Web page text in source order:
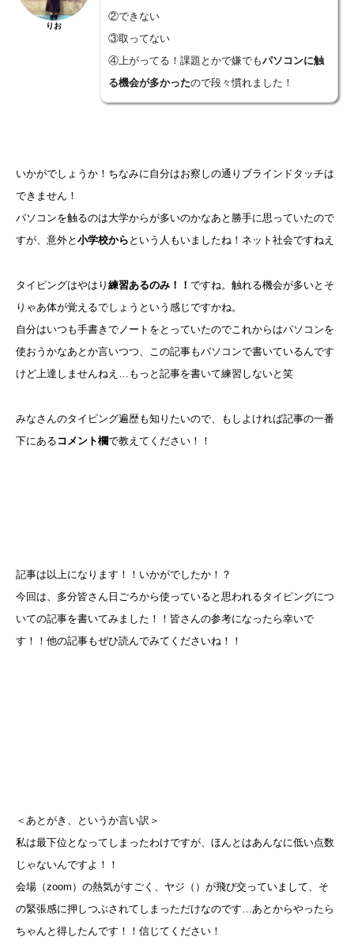
りお
②できない
③取ってない
④上がってる！課題とかで嫌でもパソコンに触
る機会が多かったので段々慣れました！
いかがでしょうか！ちなみに自分はお察しの通りブラインドタッチは
できません！
パソコンを触るのは大学からが多いのかなあと勝手に思っていたので
すが、意外と 小学校から という人もいましたね！ネット社会ですねえ
タイピングはやはり 練習あるのみ！！ ですね。触れる機会が多いとそ
りゃあ体が覚えるでしょうという感じですかね。
自分はいつも手書きでノートをとっていたのでこれからはパソコンを
使おうかなあとか言いつつ、この記事もパソコンで書いているんです
けど上達しませんねえ…もっと記事を書いて練習しないと笑
みなさんのタイピング遍歴も知りたいので、もしよければ記事の一番
下にある コメント欄で教えてください！！
記事は以上になります！！いかがでしたか！？
今回は、多分皆さん日ごろから使っていると思われるタイピングにつ
いての記事を書いてみました！！皆さんの参考になったら幸いで
す！！他の記事もぜひ読んでみてくださいね！！
＜あとがき、というか言い訳＞
私は最下位となってしまったわけですが、ほんとはあんなに低い点数
じゃないんですよ！！
会場（zoom）の熱気がすごく、ヤジ（）が飛び交っていまして、そ
の緊張感に押しつぶされてしまっただけなのです…あとからやったら
ちゃんと得したんです！！信じてください！